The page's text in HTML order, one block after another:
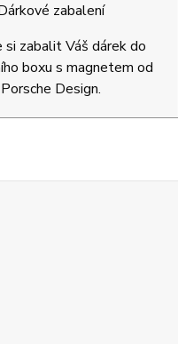
zabalení
si zabalit Váš dárek do
boxu s magnetem od
Porsche Design.